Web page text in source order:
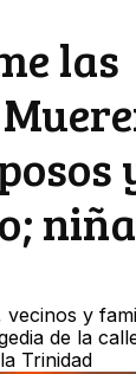
las
vecinos y
de la
Trinidad